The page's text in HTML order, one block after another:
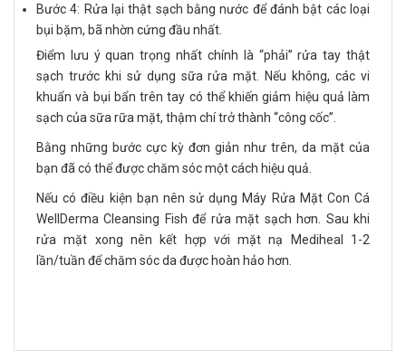
Bước 4: Rửa lại thật sạch bằng nước để đánh bật các loại
bụi bặm, bã nhờn cứng đầu nhất.
Điểm lưu ý quan trọng nhất chính là “phải” rửa tay thật
sạch trước khi sử dụng sữa rửa mặt. Nếu không, các vi
khuẩn và bụi bẩn trên tay có thể khiến giảm hiệu quả làm
sạch của sữa rữa mặt, thậm chí trở thành “công cốc”.
Bằng những bước cực kỳ đơn giản như trên, da mặt của
bạn đã có thể được chăm sóc một cách hiệu quả.
Nếu có điều kiện bạn nên sử dụng Máy Rửa Mặt Con Cá
WellDerma Cleansing Fish để rửa mặt sạch hơn. Sau khi
rửa mặt xong nên kết hợp vớimặt nạ Mediheal
1-2
lần/tuần để chăm sóc da được hoàn hảo hơn.